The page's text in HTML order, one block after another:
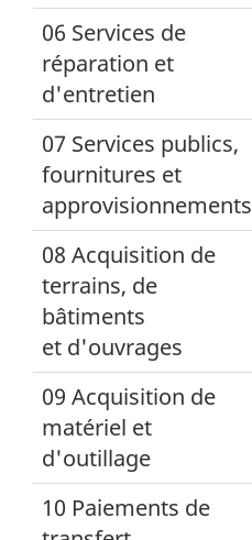
06 Services de
réparation et
d'entretien
07 Services publics,
fournitures et
approvisionnements
08 Acquisition de
terrains, de
bâtiments
et d'ouvrages
09 Acquisition de
matériel et
d'outillage
10 Paiements de